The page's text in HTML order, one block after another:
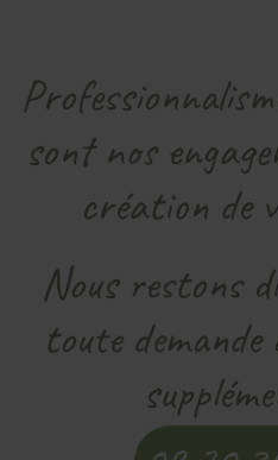
sont nos
création de
Nous restons
toute